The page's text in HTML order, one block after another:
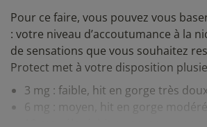
Pour ce faire, vous pouvez vous
: votre niveau d’accoutumance à la
de sensations que vous souhaitez
Protect met à votre disposition
3 mg : faible, hit en gorge très
6 mg : moyen, hit en gorge modéré.